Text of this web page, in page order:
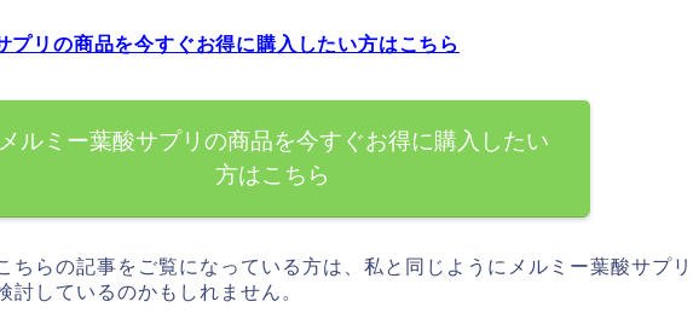
プリの商品を今すぐお得に購入したい方はこちら
メルミー葉酸サプリの商品を今すぐお得に購入したい
方はこちら
ちらの記事をご覧になっている方は、私と同じようにメルミー葉酸サプリ
討しているのかもしれません。